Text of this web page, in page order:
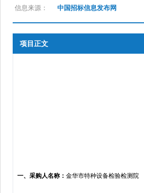
信息来源：
中国招标信息发布网
项目正文